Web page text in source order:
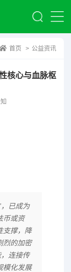
首页 > 公益资讯
核心与血脉枢
已成为
币或资
支撑，降
烈的加密
连接传
模化发展